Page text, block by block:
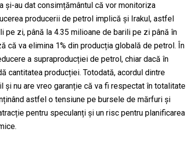
și-au dat consimțământul că vor monitoriza
producerii de petrol implică și Irakul, astfel
pe zi, până la 4.35 milioane de barili pe zi până în
că va elimina 1% din producția globală de petrol. În
a supraproducției de petrol, chiar dacă în
cantitatea producției. Totodată, acordul dintre
și nu are vreo garanție că va fi respectat în totalitate
astfel o tensiune pe bursele de mărfuri și
pentru speculanți și un risc pentru planificarea